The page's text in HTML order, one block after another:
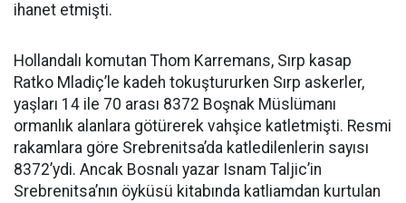
ihanet etmişti.
Hollandalı komutan Thom Karremans, Sırp kasap
Ratko Mladiç’le kadeh tokuştururken Sırp askerler,
yaşları 14 ile 70 arası 8372 Boşnak Müslümanı
ormanlık alanlara götürerek vahşice katletmişti. Resmi
rakamlara göre Srebrenitsa’da katledilenlerin sayısı
8372’ydi. Ancak Bosnalı yazar Isnam Taljic’in
Srebrenitsa’nın öyküsü kitabında katliamdan kurtulan